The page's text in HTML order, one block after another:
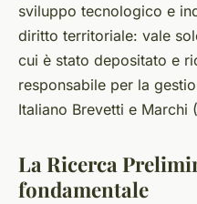
sviluppo tecnologico e
diritto territoriale: vale
cui è stato depositato e
responsabile per la
Italiano Brevetti e Marchi
La Ricerca
fondamentale